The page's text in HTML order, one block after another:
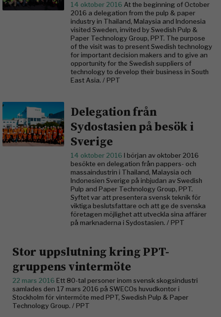
14 oktober 2016 At the beginning of October
2016 a delegation from the pulp & paper
industry in Thailand, Malaysia and Indonesia
visited Sweden, invited by Swedish Pulp &
Paper Technology Group, PPT. The purpose
of the visit was to present Swedish technology
for important decision makers and to give an
opportunity for the Swedish suppliers of
technology to develop their business in South
East Asia. / PPT
Delegation från
Sydostasien på besök i
Sverige
14 oktober 2016 I början av oktober 2016
besökte en delegation från pappers- och
massaindustrin i Thailand, Malaysia och
Indonesien Sverige på inbjudan av Swedish
Pulp and Paper Technology Group, PPT.
Syftet var att presentera svensk teknik för
viktiga beslutsfattare och att ge de svenska
företagen möjlighet att utveckla sina affärer
på marknaderna i Sydostasien. / PPT
Stor uppslutning kring PPT-
gruppens vintermöte
22 mars 2016 Ett 80-tal personer inom svensk skogsindustri
samlades den 17 mars 2016 på SWECOs huvudkontor i
Stockholm för vintermöte med PPT, Swedish Pulp & Paper
Technology Group. / PPT